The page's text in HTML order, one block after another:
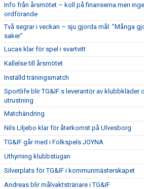
Info från årsmötet – koll på finanserna men
ordförande
Två segrar i veckan – sju gjorda mål: ”Många
saker”
Lucas klar för spel i svartvitt
Kallelse till årsmötet
Inställd träningsmatch
Sportlife blir TG&IF:s leverantör av klubbkläder
utrustning
Matchändring
Nils Liljebo klar för återkomst på Ulvesborg
TG&IF går med i Folkspels JOYNA
Uthyrning klubbstugan
Silverplats för TG&IF i kommunmästerskapet
Andreas blir målvaktstränare i TG&IF